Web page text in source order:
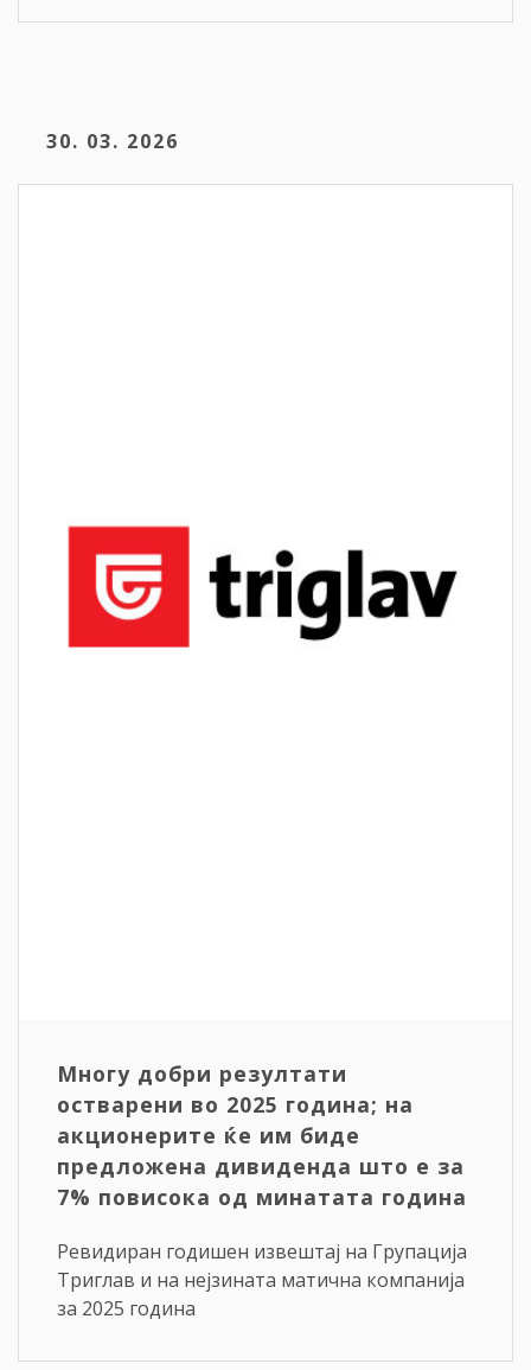
30. 03. 2026
Многу добри резултати
остварени во 2025 година; на
акционерите ќе им биде
предложена дивиденда што е за
7% повисока од минатата година
Ревидиран годишен извештај на Групација
Триглав и на нејзината матична компанија
за 2025 година